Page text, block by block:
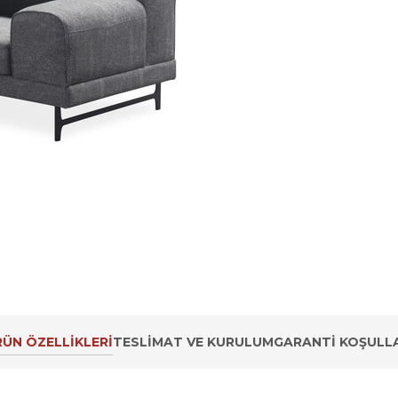
ÖZELLIKLERITESLIMAT VE KURULUMGARANTI